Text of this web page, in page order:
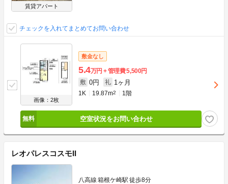
賃貸アパート
チェックを入れてまとめてお問い合わせ
画像：2枚
敷金なし
5.4万円 管理費5,500円
敷 0円 礼 1ヶ月
1K 19.87m2 1階
空室状況をお問い合わせ
レオパレスコスモII
八高線 箱根ケ崎駅 徒歩8分